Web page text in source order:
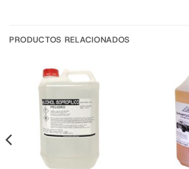
PRODUCTOS RELACIONADOS